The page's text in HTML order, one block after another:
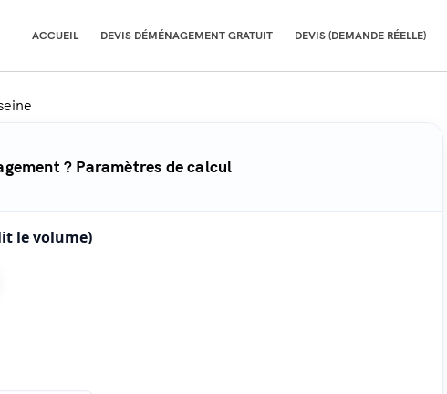
ACCUEIL DEVIS DÉMÉNAGEMENT GRATUIT DEVIS (DEMANDE RÉELLE)
? Paramètres de calcul
le volume)